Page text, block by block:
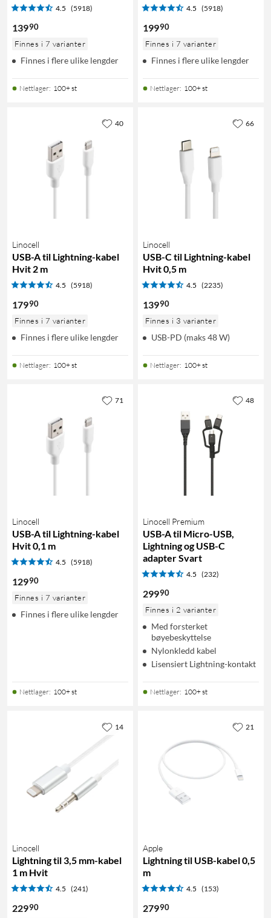
4.5 (5918)
13990
Finnes i 7 varianter
Finnes i flere ulike lengder
Nettlager: 100+ st
4.5 (5918)
19990
Finnes i 7 varianter
Finnes i flere ulike lengder
Nettlager: 100+ st
Linocell
USB-A til Lightning-kabel
Hvit 2 m
4.5 (5918)
17990
Finnes i 7 varianter
Finnes i flere ulike lengder
Nettlager: 100+ st
40
Linocell
USB-C til Lightning-kabel
Hvit 0,5 m
4.5 (2235)
13990
Finnes i 3 varianter
USB-PD (maks 48 W)
Nettlager: 100+ st
66
Linocell
USB-A til Lightning-kabel
Hvit 0,1 m
4.5 (5918)
12990
Finnes i 7 varianter
Finnes i flere ulike lengder
Nettlager: 100+ st
71
Linocell Premium
USB-A til Micro-USB,
Lightning og USB-C
adapter Svart
4.5 (232)
29990
Finnes i 2 varianter
Med forsterket
bøyebeskyttelse
Nylonkledd kabel
Lisensiert Lightning-kontakt
Nettlager: 100+ st
48
Linocell
Lightning til 3,5 mm-kabel
1 m Hvit
4.5 (241)
22990
14
Apple
Lightning til USB-kabel 0,5
m
4.5 (153)
27990
21